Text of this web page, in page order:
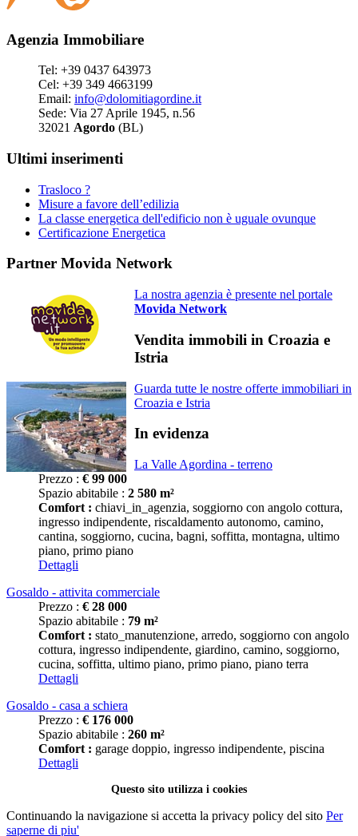
Agenzia Immobiliare
Tel: +39 0437 643973
Cel: +39 349 4663199
Email: info@dolomitiagordine.it
Sede: Via 27 Aprile 1945, n.56
32021 Agordo (BL)
Ultimi inserimenti
Trasloco ?
Misure a favore dell’edilizia
La classe energetica dell'edificio non è uguale ovunque
Certificazione Energetica
Partner Movida Network
La nostra agenzia è presente nel portale
Movida Network
Vendita immobili in Croazia e
Istria
Guarda tutte le nostre offerte immobiliari in
Croazia e Istria
In evidenza
La Valle Agordina - terreno
Prezzo : € 99 000
Spazio abitabile : 2 580 m²
Comfort : chiavi_in_agenzia, soggiorno con angolo cottura,
ingresso indipendente, riscaldamento autonomo, camino,
cantina, soggiorno, cucina, bagni, soffitta, montagna, ultimo
piano, primo piano
Dettagli
Gosaldo - attivita commerciale
Prezzo : € 28 000
Spazio abitabile : 79 m²
Comfort : stato_manutenzione, arredo, soggiorno con angolo
cottura, ingresso indipendente, giardino, camino, soggiorno,
cucina, soffitta, ultimo piano, primo piano, piano terra
Dettagli
Gosaldo - casa a schiera
Prezzo : € 176 000
Spazio abitabile : 260 m²
Comfort : garage doppio, ingresso indipendente, piscina
Dettagli
Questo sito utilizza i cookies
Continuando la navigazione si accetta la privacy policy del sito Per
saperne di piu'